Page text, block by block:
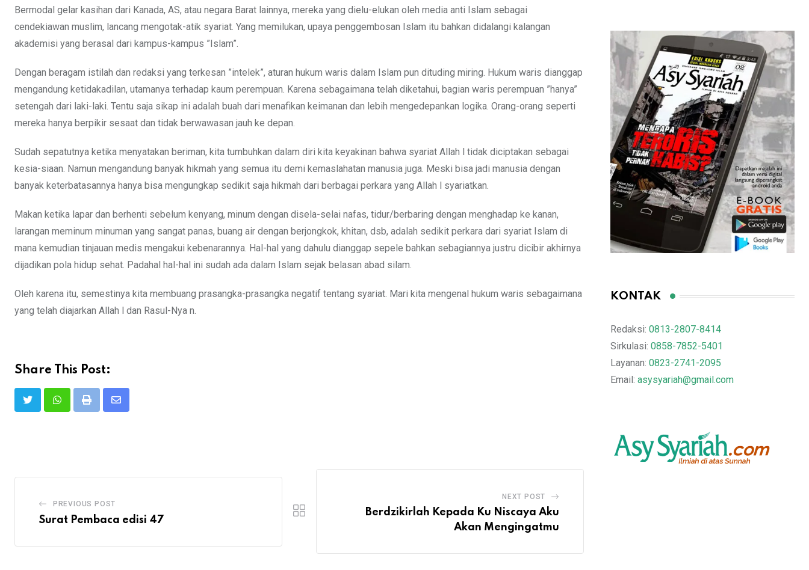
Bermodal gelar kasihan dari Kanada, AS, atau negara Barat lainnya, mereka yang dielu-elukan oleh media anti Islam sebagai
cendekiawan muslim, lancang mengotak-atik syariat. Yang memilukan, upaya penggembosan Islam itu bahkan didalangi kalangan
akademisi yang berasal dari kampus-kampus ”Islam”.
Dengan beragam istilah dan redaksi yang terkesan ”intelek”, aturan hukum waris dalam Islam pun dituding miring. Hukum waris dianggap
mengandung ketidakadilan, utamanya terhadap kaum perempuan. Karena sebagaimana telah diketahui, bagian waris perempuan ”hanya”
setengah dari laki-laki. Tentu saja sikap ini adalah buah dari menafikan keimanan dan lebih mengedepankan logika. Orang-orang seperti
mereka hanya berpikir sesaat dan tidak berwawasan jauh ke depan.
Sudah sepatutnya ketika menyatakan beriman, kita tumbuhkan dalam diri kita keyakinan bahwa syariat Allah l tidak diciptakan sebagai
kesia-siaan. Namun mengandung banyak hikmah yang semua itu demi kemaslahatan manusia juga. Meski bisa jadi manusia dengan
banyak keterbatasannya hanya bisa mengungkap sedikit saja hikmah dari berbagai perkara yang Allah l syariatkan.
Makan ketika lapar dan berhenti sebelum kenyang, minum dengan disela-selai nafas, tidur/berbaring dengan menghadap ke kanan,
larangan meminum minuman yang sangat panas, buang air dengan berjongkok, khitan, dsb, adalah sedikit perkara dari syariat Islam di
mana kemudian tinjauan medis mengakui kebenarannya. Hal-hal yang dahulu dianggap sepele bahkan sebagiannya justru dicibir akhirnya
dijadikan pola hidup sehat. Padahal hal-hal ini sudah ada dalam Islam sejak belasan abad silam.
Oleh karena itu, semestinya kita membuang prasangka-prasangka negatif tentang syariat. Mari kita mengenal hukum waris sebagaimana
yang telah diajarkan Allah l dan Rasul-Nya n.
Share This Post:
Print
Share
PREVIOUS POST
Surat Pembaca edisi 47
NEXT POST
Berdzikirlah Kepada Ku Niscaya Aku
Akan Mengingatmu
KONTAK
Redaksi: 0813-2807-8414
Sirkulasi: 0858-7852-5401
Layanan: 0823-2741-2095
Email: asysyariah@gmail.com